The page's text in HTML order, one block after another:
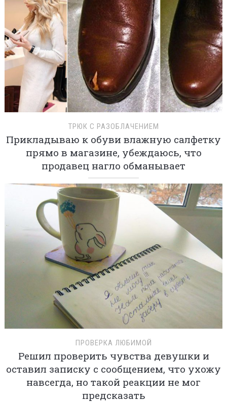
ТРЮК С РАЗОБЛАЧЕНИЕМ
Прикладываю к обуви влажную салфетку
прямо в магазине, убеждаюсь, что
продавец нагло обманывает
ПРОВЕРКА ЛЮБИМОЙ
Решил проверить чувства девушки и
оставил записку с сообщением, что ухожу
навсегда, но такой реакции не мог
предсказать